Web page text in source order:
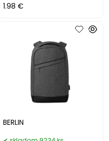
1.98 €
BERLIN